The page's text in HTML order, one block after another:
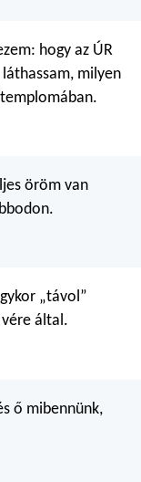
hogy az ÚR
láthassam, milyen
öröm van
„távol”
által.
ő mibennünk,